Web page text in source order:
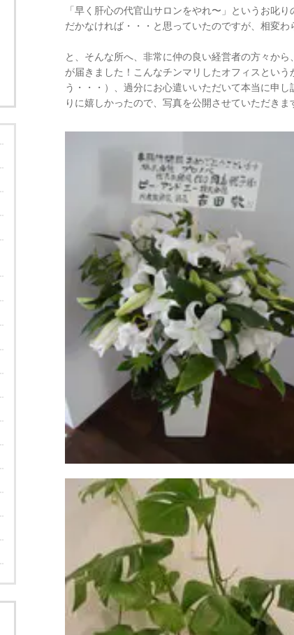
「早く肝心の代官山サロンをやれ〜」というお叱
だかなければ・・・と思っていたのですが、相変
と、そんな所へ、非常に仲の良い経営者の方々か
が届きました！こんなチンマリしたオフィスとい
う・・・）、過分にお心遣いいただいて本当に申
りに嬉しかったので、写真を公開させていただきま